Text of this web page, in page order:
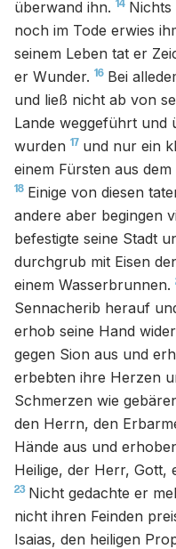
überwand ihn. 14
noch im Tode erwies
seinem Leben tat er
er Wunder. 16 Bei
und ließ nicht ab von
Lande weggeführt und
wurden 17 und nur ein
einem Fürsten aus
18 Einige von diesen
andere aber begingen
befestigte seine Stadt
durchgrub mit Eisen
einem Wasserbrunnen.
Sennacherib herauf
erhob seine Hand
gegen Sion aus und
erbebten ihre Herzen
Schmerzen wie
den Herrn, den
Hände aus und
Heilige, der Herr, Gott,
23 Nicht gedachte er
nicht ihren Feinden
Isaias, den heiligen